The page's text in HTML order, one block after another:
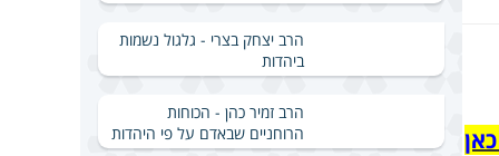
הרב יצחק בצרי - גלגול נשמות
ביהדות
הרב זמיר כהן - הכוחות
הרוחניים שבאדם על פי היהדות